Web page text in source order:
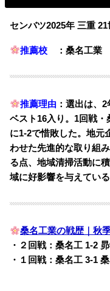
センバツ2025年 三重
推薦校 ：桑名工業
推薦理由 ：選出は、
ベスト16入り。1回戦・
に1-2で惜敗した。地元
わせた先進的な取り組
る点、地域清掃活動に
域に好影響を与えてい
桑名工業の戦歴｜秋
・２回戦：桑名工 1-2
・１回戦：桑名工 3-1